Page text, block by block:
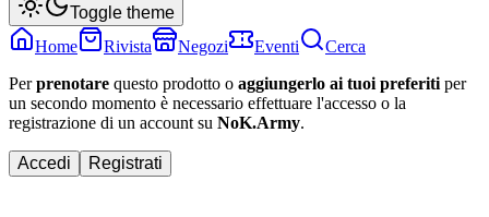
Toggle theme
Home
Rivista Negozi Eventi
Cerca
Perprenotare questo prodotto o aggiungerlo ai tuoi preferiti per
un secondo momento è necessario effettuare l'accesso o la
registrazione di un account su NoK.Army.
Accedi Registrati